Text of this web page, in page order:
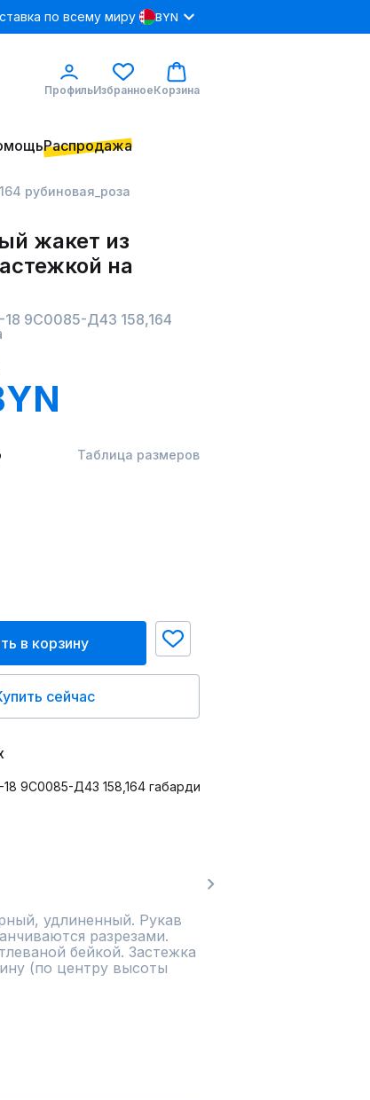
по всему миру BYN
ПрофильИзбранноеКорзина
Распродажа
рубиновая_роза
жакет из
на
9С0085-Д43 158,164
Таблица размеров
в корзину
сейчас
удлиненный. Рукав
разрезами.
бейкой. Застежка
(по центру высоты